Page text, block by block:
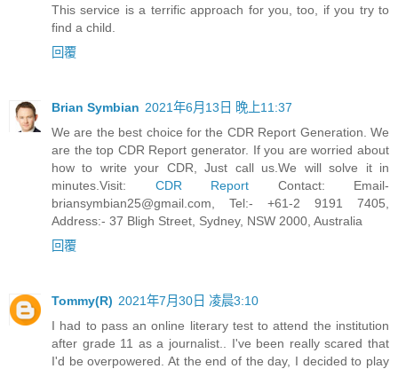
This service is a terrific approach for you, too, if you try to
find a child.
回覆
Brian Symbian 2021年6月13日 晚上11:37
We are the best choice for the CDR Report Generation. We
are the top CDR Report generator. If you are worried about
how to write your CDR, Just call us.We will solve it in
minutes.Visit: CDR Report Contact: Email-
briansymbian25@gmail.com , Tel:- +61-2 9191 7405,
Address:- 37 Bligh Street, Sydney, NSW 2000, Australia
回覆
Tommy(R) 2021年7月30日 凌晨3:10
I had to pass an online literary test to attend the institution
after grade 11 as a journalist.. I've been really scared that
I'd be overpowered. At the end of the day, I decided to play